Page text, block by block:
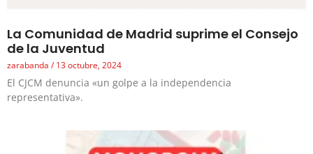
La Comunidad de Madrid suprime el Consejo
de la Juventud
zarabanda 13 octubre, 2024
El CJCM denuncia «un golpe a la independencia
representativa».